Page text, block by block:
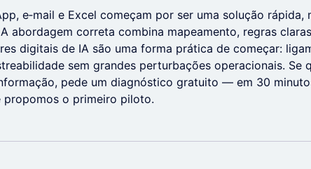
e‑mail e Excel começam por ser uma solução rápida,
abordagem correta combina mapeamento, regras
digitais de IA são uma forma prática de começar:
sem grandes perturbações operacionais. Se
pede um diagnóstico gratuito — em 30
o primeiro piloto.